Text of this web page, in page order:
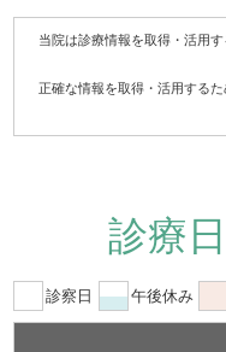
当院は診療情報を取得・活用
正確な情報を取得・活用する
診療
診察日 午後休み